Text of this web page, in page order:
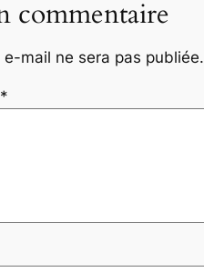
commentaire
mail ne sera pas publiée.
*